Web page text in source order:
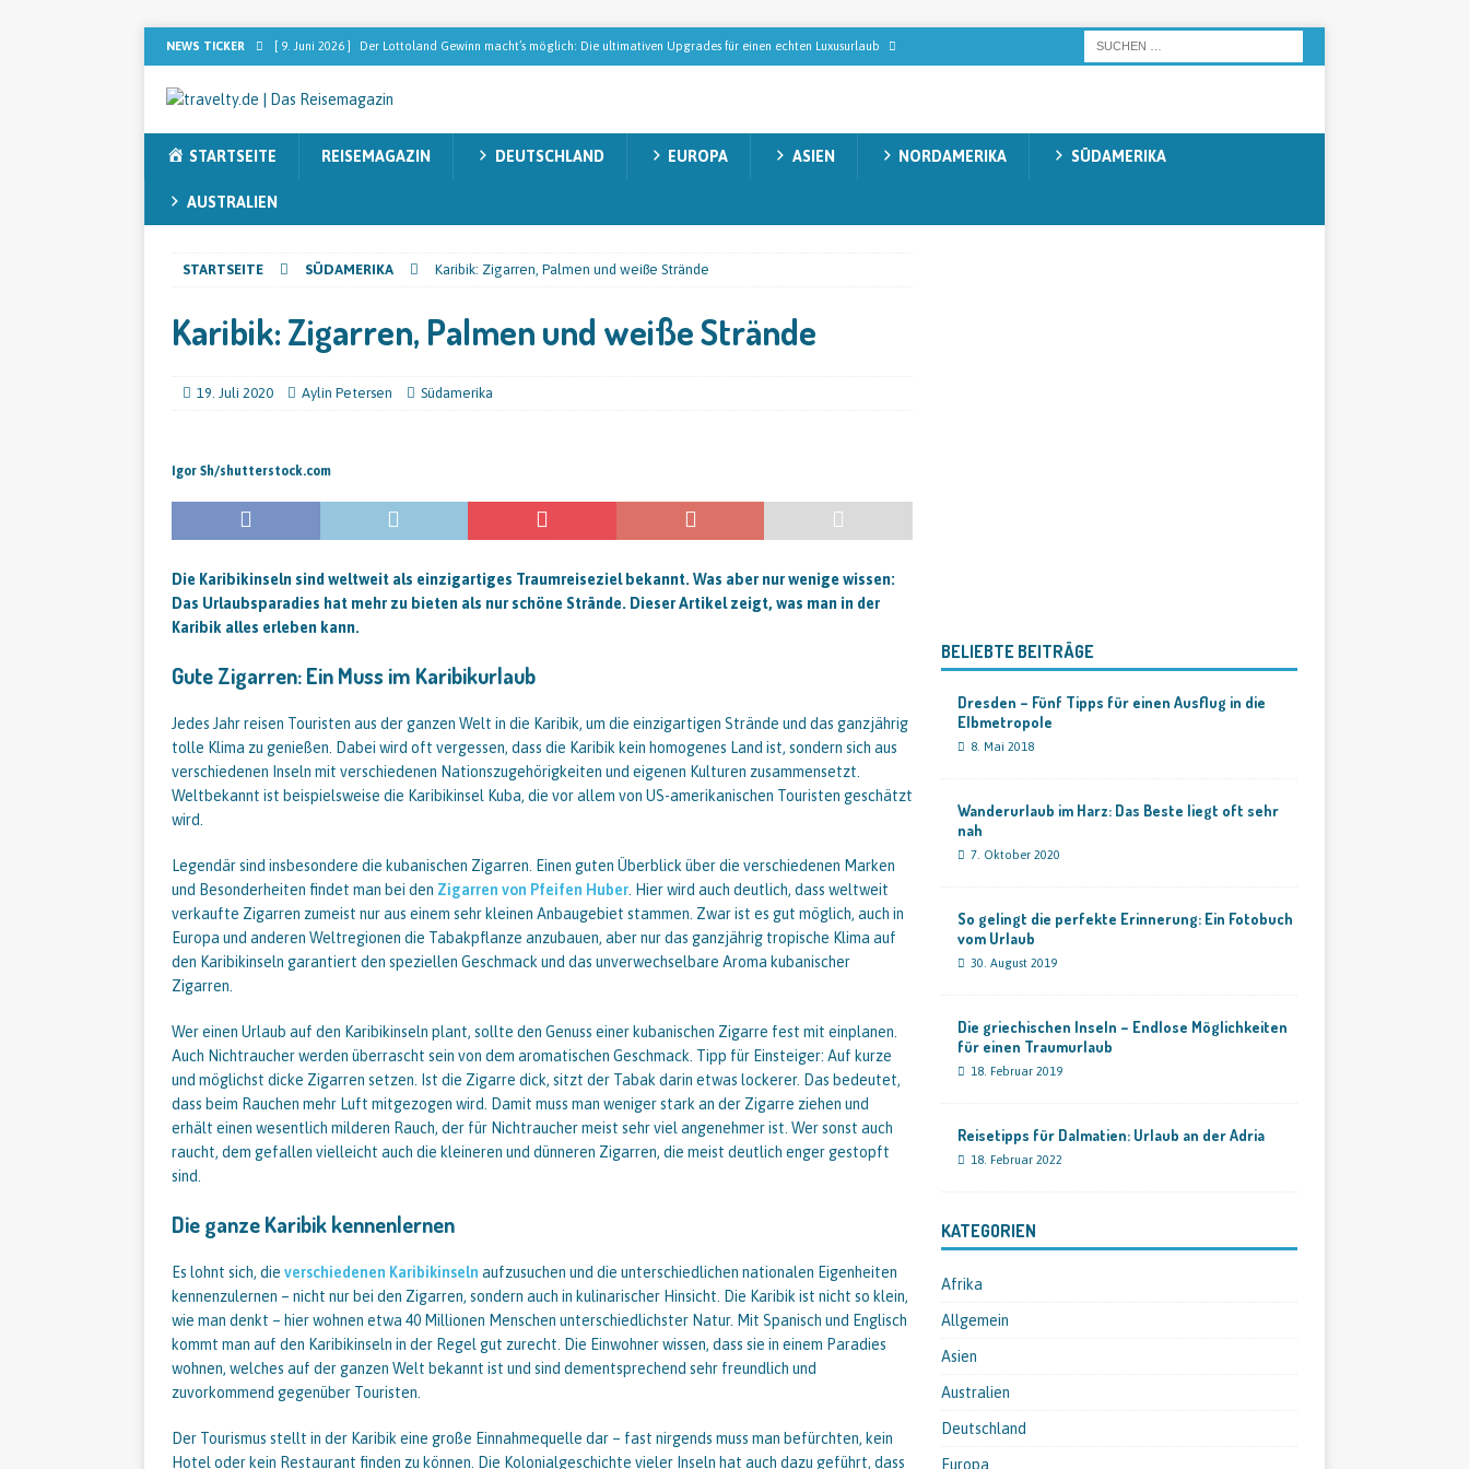
NEWS TICKER [ 9. Juni 2026 ] Der Lottoland Gewinn macht’s möglich: Die ultimativen Upgrades für einen echten Luxusurlaub
[ 2. Februar 2026 ] [ANZEIGE] Sebastian Gollas auf Tabak-Safari: Wie der StarkeZigarren-Gründer in Mittelamerika
nach dem perfekten Blend sucht
[ 12. November 2025 ] Australien entdecken: Natur, Abenteuer und unvergessliche Momente
STARTSEITE REISEMAGAZIN DEUTSCHLAND EUROPA ASIEN NORDAMERIKA SÜDAMERIKA
AUSTRALIEN
STARTSEITE SÜDAMERIKA Karibik: Zigarren, Palmen und weiße Strände
Karibik: Zigarren, Palmen und weiße Strände
19. Juli 2020 Aylin Petersen Südamerika
Igor Sh/shutterstock.com
Die Karibikinseln sind weltweit als einzigartiges Traumreiseziel bekannt. Was aber nur wenige wissen:
Das Urlaubsparadies hat mehr zu bieten als nur schöne Strände. Dieser Artikel zeigt, was man in der
Karibik alles erleben kann.
Gute Zigarren: Ein Muss im Karibikurlaub
Jedes Jahr reisen Touristen aus der ganzen Welt in die Karibik, um die einzigartigen Strände und das ganzjährig
tolle Klima zu genießen. Dabei wird oft vergessen, dass die Karibik kein homogenes Land ist, sondern sich aus
verschiedenen Inseln mit verschiedenen Nationszugehörigkeiten und eigenen Kulturen zusammensetzt.
Weltbekannt ist beispielsweise die Karibikinsel Kuba, die vor allem von US-amerikanischen Touristen geschätzt
wird.
Legendär sind insbesondere die kubanischen Zigarren. Einen guten Überblick über die verschiedenen Marken
und Besonderheiten findet man bei den Zigarren von Pfeifen Huber . Hier wird auch deutlich, dass weltweit
verkaufte Zigarren zumeist nur aus einem sehr kleinen Anbaugebiet stammen. Zwar ist es gut möglich, auch in
Europa und anderen Weltregionen die Tabakpflanze anzubauen, aber nur das ganzjährig tropische Klima auf
den Karibikinseln garantiert den speziellen Geschmack und das unverwechselbare Aroma kubanischer
Zigarren.
Wer einen Urlaub auf den Karibikinseln plant, sollte den Genuss einer kubanischen Zigarre fest mit einplanen.
Auch Nichtraucher werden überrascht sein von dem aromatischen Geschmack. Tipp für Einsteiger: Auf kurze
und möglichst dicke Zigarren setzen. Ist die Zigarre dick, sitzt der Tabak darin etwas lockerer. Das bedeutet,
dass beim Rauchen mehr Luft mitgezogen wird. Damit muss man weniger stark an der Zigarre ziehen und
erhält einen wesentlich milderen Rauch, der für Nichtraucher meist sehr viel angenehmer ist. Wer sonst auch
raucht, dem gefallen vielleicht auch die kleineren und dünneren Zigarren, die meist deutlich enger gestopft
sind.
Die ganze Karibik kennenlernen
Es lohnt sich, die verschiedenen Karibikinseln aufzusuchen und die unterschiedlichen nationalen Eigenheiten
kennenzulernen – nicht nur bei den Zigarren, sondern auch in kulinarischer Hinsicht. Die Karibik ist nicht so klein,
wie man denkt – hier wohnen etwa 40 Millionen Menschen unterschiedlichster Natur. Mit Spanisch und Englisch
kommt man auf den Karibikinseln in der Regel gut zurecht. Die Einwohner wissen, dass sie in einem Paradies
wohnen, welches auf der ganzen Welt bekannt ist und sind dementsprechend sehr freundlich und
zuvorkommend gegenüber Touristen.
Der Tourismus stellt in der Karibik eine große Einnahmequelle dar – fast nirgends muss man befürchten, kein
Hotel oder kein Restaurant finden zu können. Die Kolonialgeschichte vieler Inseln hat auch dazu geführt, dass
BELIEBTE BEITRÄGE
Dresden – Fünf Tipps für einen Ausflug in die
Elbmetropole
8. Mai 2018
Wanderurlaub im Harz: Das Beste liegt oft sehr
nah
7. Oktober 2020
So gelingt die perfekte Erinnerung: Ein Fotobuch
vom Urlaub
30. August 2019
Die griechischen Inseln – Endlose Möglichkeiten
für einen Traumurlaub
18. Februar 2019
Reisetipps für Dalmatien: Urlaub an der Adria
18. Februar 2022
KATEGORIEN
Afrika
Allgemein
Asien
Australien
Deutschland
Europa